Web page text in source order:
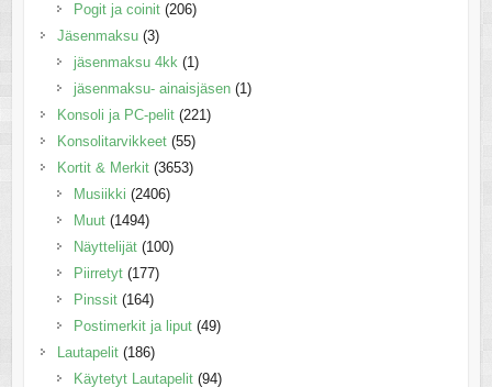
Pogit ja coinit (206)
Jäsenmaksu (3)
jäsenmaksu 4kk (1)
jäsenmaksu- ainaisjäsen (1)
Konsoli ja PC-pelit (221)
Konsolitarvikkeet (55)
Kortit & Merkit (3653)
Musiikki (2406)
Muut (1494)
Näyttelijät (100)
Piirretyt (177)
Pinssit (164)
Postimerkit ja liput (49)
Lautapelit (186)
Käytetyt Lautapelit (94)